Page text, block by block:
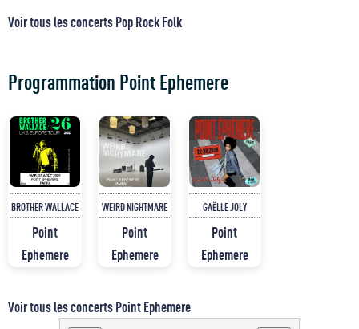
Voir tous les concerts Pop Rock Folk
Programmation Point Ephemere
BROTHER WALLACE
Point
Ephemere
WEIRD NIGHTMARE
Point
Ephemere
GAËLLE JOLY
Point
Ephemere
Voir tous les concerts Point Ephemere